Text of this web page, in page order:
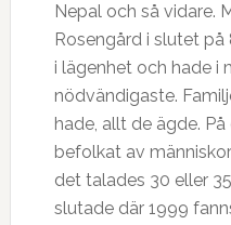
Nepal och så vidare.
Rosengård i slutet
i lägenhet och hade i
nödvändigaste.
hade, allt de ägde.
befolkat av
det talades 30 eller
slutade där 1999